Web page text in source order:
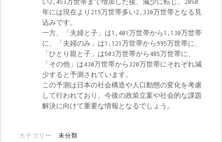
い2,453万世帯まで増加した後、減少に転じ、2050
年には現在より215万世帯多い2,330万世帯となる見
込みです。
一方、「夫婦と子」は1,401万世帯から1,130万世帯
に、「夫婦のみ」は1,121万世帯から995万世帯に、
「ひとり親と子」は503万世帯から485万世帯に、
「その他」は430万世帯から320万世帯にそれぞれ減
少すると予測されています。
この予測は日本の社会構造や人口動態の変化を考慮
して行われており、今後の政策立案や社会的な課題
解決に向けて重要な情報となるでしょう。
カテゴリー: 未分類